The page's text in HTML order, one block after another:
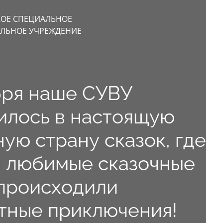
СПЕЦИАЛЬНОЕ
УЧРЕЖДЕНИЕ
наше СУВУ
в настоящую
страну сказок, где
сказочные
приключения!